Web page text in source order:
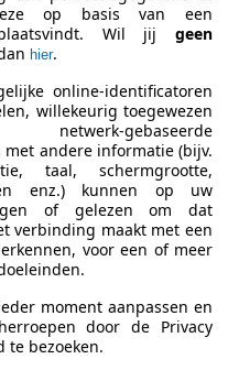
PS)
op basis van een
Wil jij geen
hier.
online-identificatoren
willekeurig toegewezen
gebaseerde
andere informatie (bijv.
taal, schermgrootte,
enz.) kunnen op uw
of gelezen om dat
verbinding maakt met een
voor een of meer
moment aanpassen en
door de Privacy
te bezoeken.